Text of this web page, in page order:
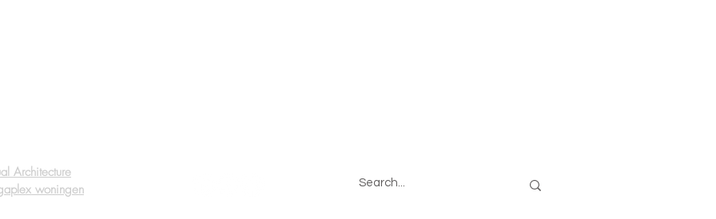
Architecture
woningen